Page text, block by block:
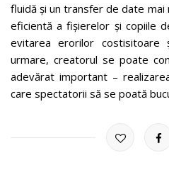
fluidă și un transfer de date
eficientă a fișierelor și copiile
evitarea erorilor
urmare, creatorul se poate
adevărat important –
care spectatorii să se poată